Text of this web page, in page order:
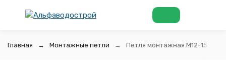
Главная Монтажные петли Петля монтажная М12-150